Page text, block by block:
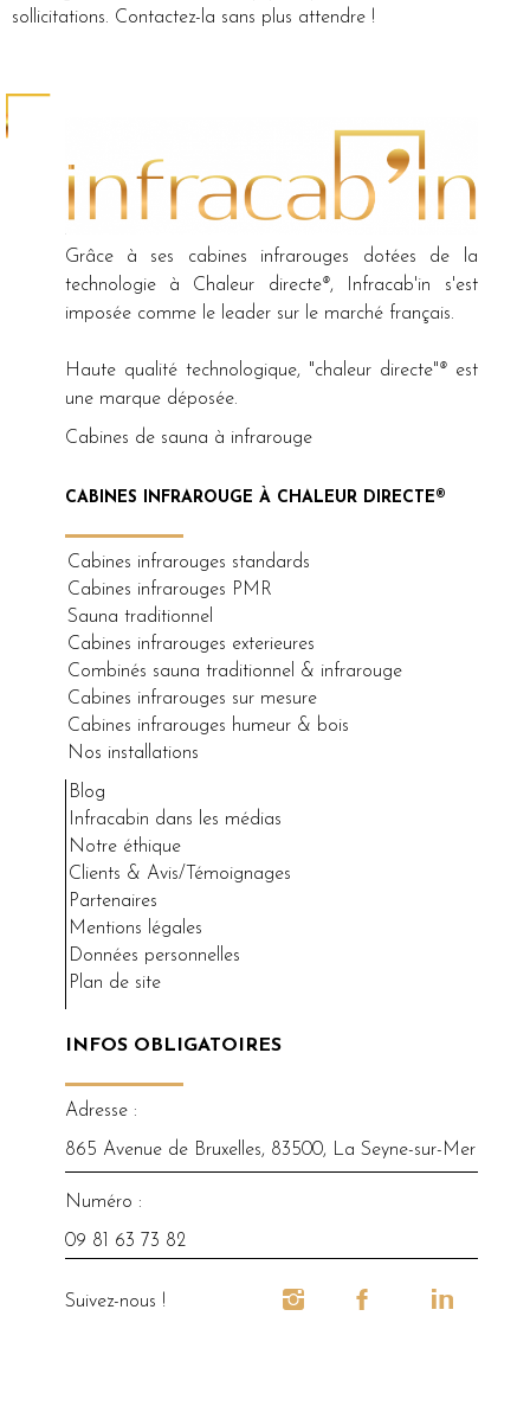
sollicitations. Contactez-la sans plus attendre !
Grâce à ses cabines infrarouges dotées de la
technologie à Chaleur directe®, Infracab'in s'est
imposée comme le leader sur le marché français.
Haute qualité technologique, "chaleur directe"®est
une marque déposée.
Cabines de sauna à infrarouge
CABINES INFRAROUGE À CHALEUR DIRECTE®
Cabines infrarouges standards
Cabines infrarouges PMR
Sauna traditionnel
Cabines infrarouges exterieures
Combinés sauna traditionnel & infrarouge
Cabines infrarouges sur mesure
Cabines infrarouges humeur & bois
Nos installations
Blog
Infracabin dans les médias
Notre éthique
Clients & Avis/Témoignages
Partenaires
Mentions légales
Données personnelles
Plan de site
INFOS OBLIGATOIRES
Adresse :
865 Avenue de Bruxelles, 83500, La Seyne-sur-Mer
Numéro :
09 81 63 73 82
Suivez-nous !